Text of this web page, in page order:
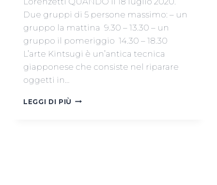
Due gruppi di 5 persone massimo: – un
gruppo la mattina 9.30 – 13.30 – un
gruppo il pomeriggio 14.30 – 18.30
L’arte Kintsugi è un’antica tecnica
giapponese che consiste nel riparare
oggetti in…
LEGGI DI PIÙ TORNA